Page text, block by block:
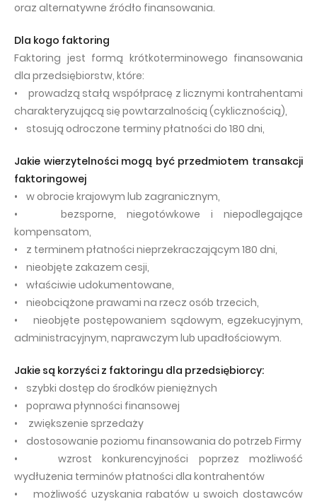
oraz alternatywne źródło finansowania.
Dla kogo faktoring
Faktoring jest formą krótkoterminowego finansowania
dla przedsiębiorstw, które:
• prowadzą stałą współpracę z licznymi kontrahentami
charakteryzującą się powtarzalnością (cyklicznością),
• stosują odroczone terminy płatności do 180 dni,
Jakie wierzytelności mogą być przedmiotem transakcji
faktoringowej
• w obrocie krajowym lub zagranicznym,
• bezsporne, niegotówkowe i niepodlegające
kompensatom,
• z terminem płatności nieprzekraczającym 180 dni,
• nieobjęte zakazem cesji,
• właściwie udokumentowane,
• nieobciążone prawami na rzecz osób trzecich,
• nieobjęte postępowaniem sądowym, egzekucyjnym,
administracyjnym, naprawczym lub upadłościowym.
Jakie są korzyści z faktoringu dla przedsiębiorcy:
• szybki dostęp do środków pieniężnych
• poprawa płynności finansowej
• zwiększenie sprzedaży
• dostosowanie poziomu finansowania do potrzeb Firmy
• wzrost konkurencyjności poprzez możliwość
wydłużenia terminów płatności dla kontrahentów
• możliwość uzyskania rabatów u swoich dostawców